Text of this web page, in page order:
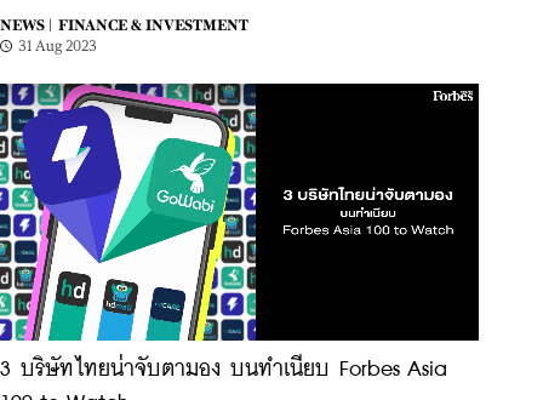
NEWS |
FINANCE & INVESTMENT
31 Aug 2023
3 บริษัทไทยน่าจับตามอง บนทำเนียบ Forbes Asia